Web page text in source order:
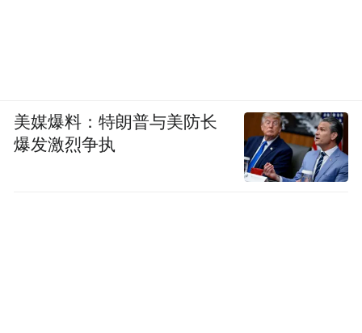
美媒爆料：特朗普与美防长
爆发激烈争执